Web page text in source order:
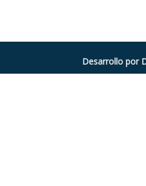
Desarrollo por